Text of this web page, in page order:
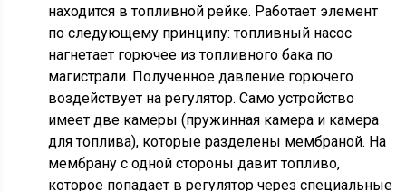
находится в топливной рейке. Работает элемент
по следующему принципу: топливный насос
нагнетает горючее из топливного бака по
магистрали. Полученное давление горючего
воздействует на регулятор. Само устройство
имеет две камеры (пружинная камера и камера
для топлива), которые разделены мембраной. На
мембрану с одной стороны давит топливо,
которое попадает в регулятор через специальные